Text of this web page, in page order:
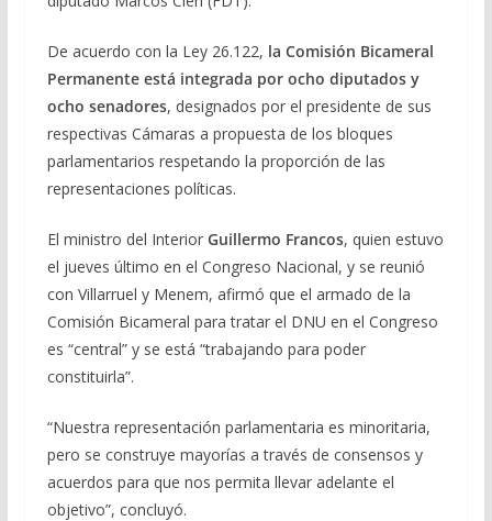
De acuerdo con la Ley 26.122, la Comisión Bicameral
Permanente está integrada por ocho diputados y
ocho senadores, designados por el presidente de sus
respectivas Cámaras a propuesta de los bloques
parlamentarios respetando la proporción de las
representaciones políticas.
El ministro del Interior Guillermo Francos, quien estuvo
el jueves último en el Congreso Nacional, y se reunió
con Villarruel y Menem, afirmó que el armado de la
Comisión Bicameral para tratar el DNU en el Congreso
es “central” y se está “trabajando para poder
constituirla”.
“Nuestra representación parlamentaria es minoritaria,
pero se construye mayorías a través de consensos y
acuerdos para que nos permita llevar adelante el
objetivo”, concluyó.